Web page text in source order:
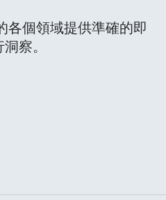
各個領域提供準確的即
察。